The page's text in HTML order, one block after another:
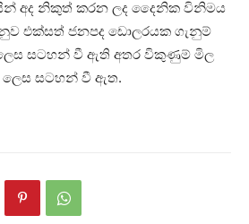
අද නිකුත් කරන ලද දෛනික විනිමය
එක්සත් ජනපද ඩොලරයක ගැනුම්
සටහන් වී ඇති අතර විකුණුම් මිල
ලෙස සටහන් වී ඇත.